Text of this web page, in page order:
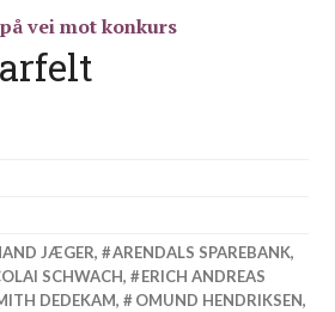
vei mot konkurs
JÆGER, ARENDALS SPAREBANK,
SCHWACH,
ERICH ANDREAS
DEDEKAM, OMUND HENDRIKSEN,